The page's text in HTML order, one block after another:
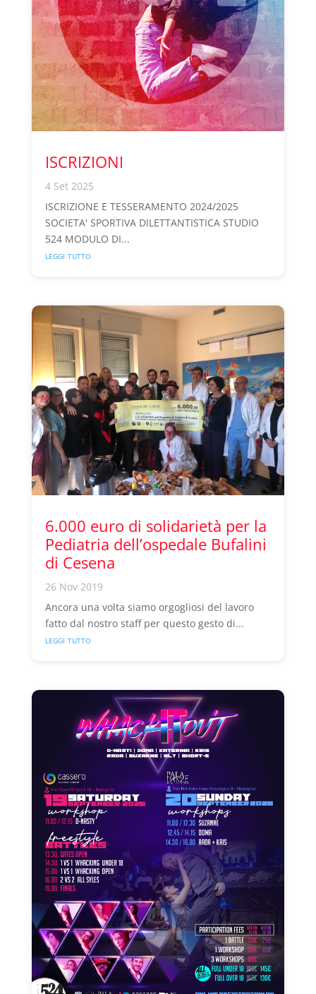
ISCRIZIONI
4 Set 2025
ISCRIZIONE E TESSERAMENTO 2024/2025
SOCIETA' SPORTIVA DILETTANTISTICA STUDIO
524 MODULO DI...
leggi tutto
6.000 euro di solidarietà per la
Pediatria dell’ospedale Bufalini
di Cesena
26 Nov 2019
Ancora una volta siamo orgogliosi del lavoro
fatto dal nostro staff per questo gesto di...
leggi tutto